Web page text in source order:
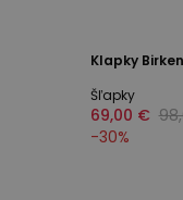
Klapky
Šľapky
69,00 €
-30%